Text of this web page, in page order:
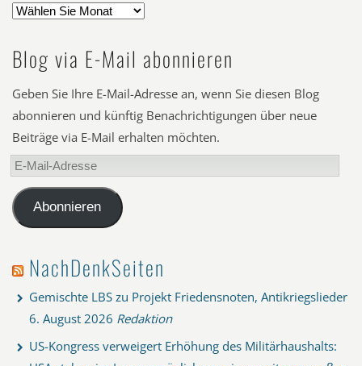
Blog via E-Mail abonnieren
Geben Sie Ihre E-Mail-Adresse an, wenn Sie diesen Blog
abonnieren und künftig Benachrichtigungen über neue
Beiträge via E-Mail erhalten möchten.
E-
Mail-
AdresseAbonnieren
NachDenkSeiten
Gemischte LBS zu Projekt Friedensnoten, Antikriegslieder
6. August 2026 Redaktion
US-Kongress verweigert Erhöhung des Militärhaushalts: